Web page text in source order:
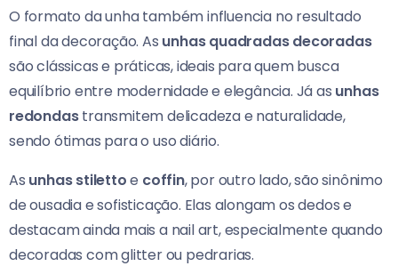
O formato da unha também influencia no resultado
final da decoração. As unhas quadradas decoradas
são clássicas e práticas, ideais para quem busca
equilíbrio entre modernidade e elegância. Já as unhas
redondastransmitem delicadeza e naturalidade,
sendo ótimas para o uso diário.
As unhas stilettoe coffin, por outro lado, são sinônimo
de ousadia e sofisticação. Elas alongam os dedos e
destacam ainda mais a nail art, especialmente quando
decoradas com glitter ou pedrarias.